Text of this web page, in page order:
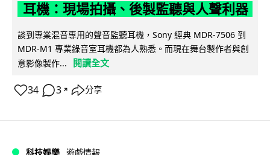
耳機：現場拍攝、後製監聽與人聲利器
談到專業混音專用的聲音監聽耳機，Sony 經典 MDR-7506 到
MDR-M1 專業錄音室耳機都為人熟悉。而現在舞台製作者與創
意影像製作...
閱讀全文
34 3 ↗ 分享
科技娛樂 遊戲情報